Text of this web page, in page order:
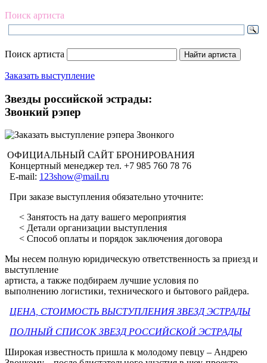
Поиск артиста
Поиск артиста
Заказать выступление
Звезды российской эстрады:
Звонкий рэпер
ОФИЦИАЛЬНЫЙ САЙТ БРОНИРОВАНИЯ
Концертный менеджер тел. +7 985 760 78 76
E-mail: 123show@mail.ru
При заказе выступления обязательно уточните:
< Занятость на дату вашего мероприятия
< Детали организации выступления
< Способ оплаты и порядок заключения договора
Мы несем полную юридическую ответственность за приезд и
выступление
артиста, а также подбираем лучшие условия по
выполнению логистики, технического и бытового райдера.
ЦЕНА, СТОИМОСТЬ ВЫСТУПЛЕНИЯ ЗВЕЗД ЭСТРАДЫ
ПОЛНЫЙ СПИСОК ЗВЕЗД РОССИЙСКОЙ ЭСТРАДЫ
Широкая известность пришла к молодому певцу – Андрею